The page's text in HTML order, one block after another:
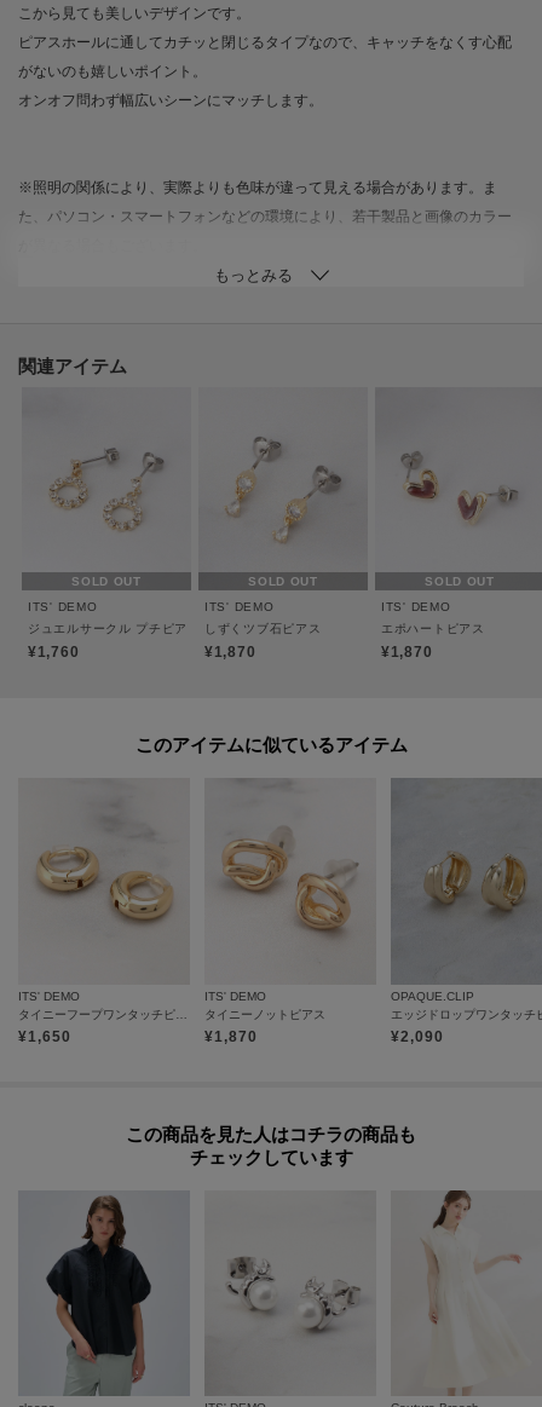
こから見ても美しいデザインです。
ピアスホールに通してカチッと閉じるタイプなので、キャッチをなくす心配
がないのも嬉しいポイント。
オンオフ問わず幅広いシーンにマッチします。
※照明の関係により、実際よりも色味が違って見える場合があります。ま
た、パソコン・スマートフォンなどの環境により、若干製品と画像のカラー
▽気になる商品はハートマークをクリック！
・再入荷やセールの通知をお知らせ
・お気に入り一覧からいつでもチェック
・新商品やお得な情報をいち早くお知らせ
----------------------------------------
関連アイテム
SOLD OUT
ITS' DEMO
ジュエルサークル プチピアス
¥1,760
SOLD OUT
ITS' DEMO
しずくツブ石ピアス
¥1,870
SOLD OUT
ITS' DEMO
エポハートピアス
¥1,870
このアイテムに似ているアイテム
ITS' DEMO
¥1,650
ITS' DEMO
タイニーノットピアス
¥1,870
OPAQUE.CLIP
¥2,090
この商品を見た人はコチラの商品も
チェックしています